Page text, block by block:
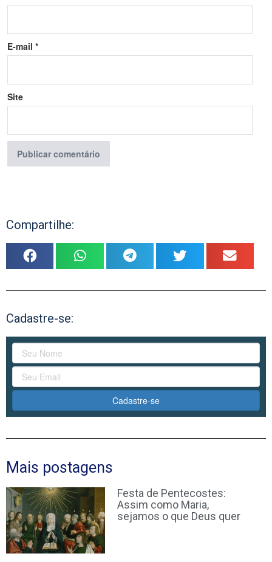
E-mail *
Site
Compartilhe:
Cadastre-se:
Cadastre-se
Mais postagens
Festa de Pentecostes:
Assim como Maria,
sejamos o que Deus quer